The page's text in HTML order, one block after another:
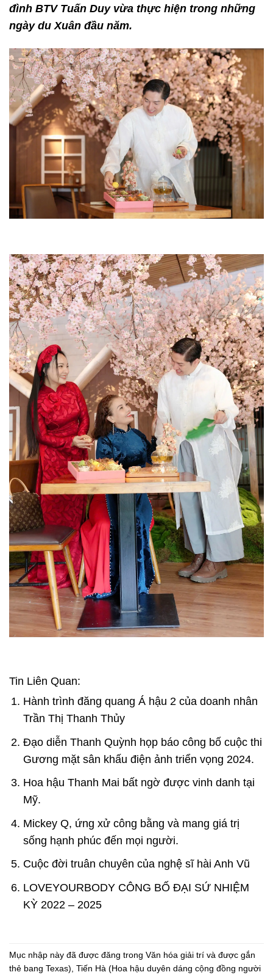
đình BTV Tuấn Duy vừa thực hiện trong những
ngày du Xuân đầu năm.
Tin Liên Quan:
Hành trình đăng quang Á hậu 2 của doanh nhân
Trần Thị Thanh Thủy
Đạo diễn Thanh Quỳnh họp báo công bố cuộc thi
Gương mặt sân khấu điện ảnh triển vọng 2024.
Hoa hậu Thanh Mai bất ngờ được vinh danh tại
Mỹ.
Mickey Q, ứng xử công bằng và mang giá trị
sống hạnh phúc đến mọi người.
Cuộc đời truân chuyên của nghệ sĩ hài Anh Vũ
LOVEYOURBODY CÔNG BỐ ĐẠI SỨ NHIỆM
KỲ 2022 – 2025
Mục nhập này đã được đăng trong Văn hóa giải trí và được gắn
thẻ bang Texas) Tiến Hà (Hoa hậu duyên dáng cộng đồng người